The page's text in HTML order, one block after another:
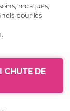
masques,
pour les
CHUTE DE